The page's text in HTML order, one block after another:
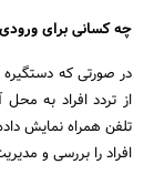
چه کسانی برای
در صورتی که
از تردد افراد به
تلفن همراه نمایش
افراد را بررسی و